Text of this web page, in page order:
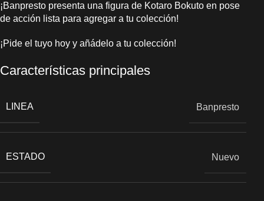
¡Banpresto presenta una figura de Kotaro Bokuto en pose
de acción lista para agregar a tu colección!
¡Pide el tuyo hoy y añádelo a tu colección!
Características principales
LINEA Banpresto
ESTADO Nuevo